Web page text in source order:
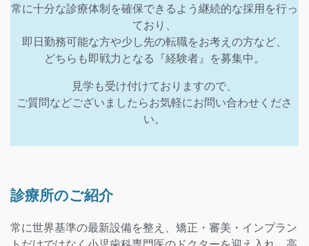
常に十分な診療体制を確保できるよう継続的な採用を行っ
ており、
即日勤務可能な方や少し先の転職をお考えの方など、
どちらも即戦力となる『経験者』を募集中。
見学も受け付けておりますので、
ご質問などございましたらお気軽にお問い合わせくださ
い。
診療所のご紹介
常に世界基準の最新設備を整え、矯正・審美・インプラン